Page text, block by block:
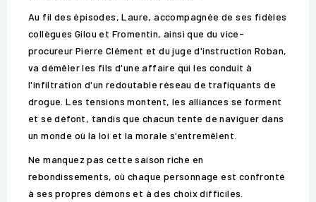
Au fil des épisodes, Laure, accompagnée de ses fidèles
collègues Gilou et Fromentin, ainsi que du vice-
procureur Pierre Clément et du juge d'instruction Roban,
va démêler les fils d'une affaire qui les conduit à
l'infiltration d'un redoutable réseau de trafiquants de
drogue. Les tensions montent, les alliances se forment
et se défont, tandis que chacun tente de naviguer dans
un monde où la loi et la morale s'entremêlent.
Ne manquez pas cette saison riche en
rebondissements, où chaque personnage est confronté
à ses propres démons et à des choix difficiles.